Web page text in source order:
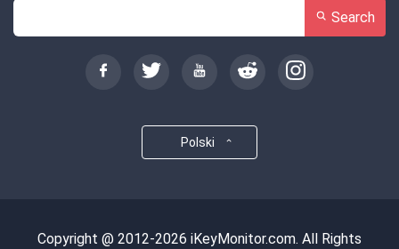
Search
Polski
Copyright @ 2012-2026 iKeyMonitor.com. All Rights